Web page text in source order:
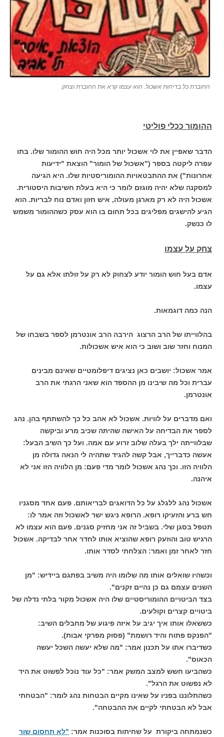
החוברת כל בדיחות אשכול. הוא עצמו קרא את החוברת וצחק.
ההומור ככלי פוליטי
הדבר שאפיין את לוי אשכול יותר מכל היה חוש ההומור שלו. בתו
עפרה ליקטה בספר ("אשכול של הומור" הוצאת "ידיעות
אחרונות") את ההתבטאויות ההומוריסטיות שלו. היא הגיעה
למסקנה שלא יהיה מוגזם לומר כי היא בעלת חשיבות היסטורית.
אשכול היה לא רק מארגן מעולה, איש חזון ואדם נוח לבריות. הוא
הגיע להישגים מפליגים בכל תחום בו הוא עסק כשההומור משמש
לו כנשק.
צחק על עצמו
אדם בעל חוש הומור יודע לצחוק לא רק על זולתו אלא גם על
עצמו.
הנה כמה דוגמאות.
בהלווייתו של הרב הרצוג הירבה הרב אונטרמן לספר בשבחו של
המנוח וחזר שוב ושוב כי הוא איש אשכולות.
אמר אשכול: יושבים כאן נציגים דיפלומטיים שאינם מבינים
עברית וכל מה שיבינו מן ההספד הוא שאני הרגתי את הרב
אונטרמן.
ואם מדברים על לוויות. אשכול לא אהב כל כך להשתתף בהן. נהג
לספר את הבדיחה על האישה שהיתה שכיב מרע וביקשה
שבלווייתה ילך בעלה שלוב זרוע עם אמה. ועל כך השיב הבעל:
אעשה כדברייך, אבל קשה להגיד שתהיה לי הנאה גדולה מן
הלוויה הזו. וכך נהג אשכול לומר מדי פעם: מן הלוויה הזו אני לא
איהנה.
אשכול נהג ללגלג על כל הדואגים לבריאותם. פעם אחד מסגניו
חש ברע והזעיקו רופא. הרופא ניגש ישר לאשכול וזה אמר לו:
תטפל בסגן שלי. בשביל זה אני מחזיק סגנים. פעם הוא עצמו לא
הרגיש טוב והוזעק רופא שהוציא אותו לחדר אחר לבדיקה. אשכול
חזר לאחר זמן ואמר: הצלחתי לסדר אותו.
וכשהיו שואלים אותו מה שלומו היה משיב בפתגם ביידיש: "מן
השנים עצמם גם כן נהיים זקנים".
בצד הביטויים ההומוריסטיים שלו היה אשכול מקור בלתי נדלה של
ביטויים קצרים וקולעים.
כששאלו אותו איך יגיב על איזה פיגוע של מחבלים השיב:
"הפנקס פתוח והיד רושמת" (פסוק מפרקי אבות).
כשדיברו אתו על תכנון אמר: "מה שלא יעשה השכל יעשה
הכאוס".
כשהביעו חשש למצב המשק אמר: "כל עוד נוכל לפשוט את היד
לא נפשוט את הרגל".
כשהתלוננו בפניו על שאינו מקיים הבטחות נהג לומר: "הבטחתי
אבל לא הבטחתי לקיים את ההבטחה".
כשנמתחה ביקורת על שחיתות בסוכנות אמר: "לא תחסום שור